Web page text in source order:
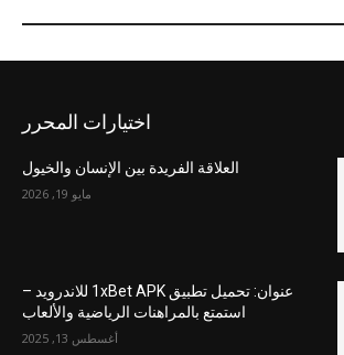
اختيارات المحرر
العلاقة الفريدة بين الإنسان والخيول
مايو 19, 2026
عنوان: تحميل تطبيق 1xBet APK للاندرويد –
استمتع بالمراهنات الرياضية والألعاب
أغسطس 13, 2025